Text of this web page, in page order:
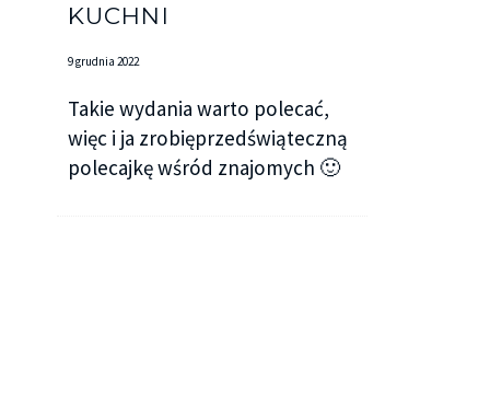
KUCHNI
9 grudnia 2022
Takie wydania warto polecać,
więc i ja zrobięprzedświąteczną
polecajkę wśród znajomych 🙂